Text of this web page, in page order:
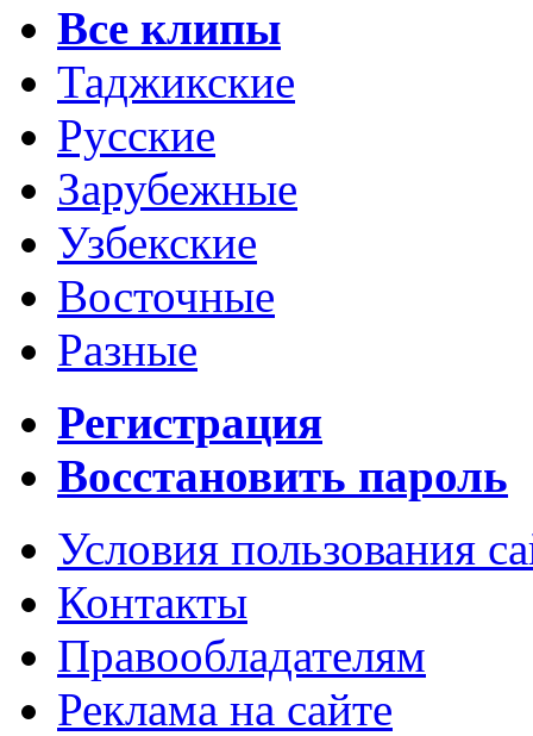
Все клипы
Таджикские
Русские
Зарубежные
Узбекские
Восточные
Разные
Регистрация
Восстановить пароль
Условия пользования
Контакты
Правообладателям
Реклама на сайте